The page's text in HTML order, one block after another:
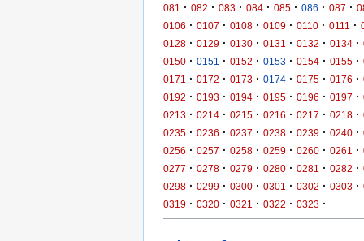
081
· 082 · 083 · 084 · 085 · 086 · 087 ·
0106 · 0107 · 0108 · 0109 · 0110 · 0111 ·
0128 · 0129 · 0130 · 0131 · 0132 · 0134 ·
0150 · 0151 · 0152 · 0153 · 0154 · 0155 ·
0171
· 0172 · 0173 · 0174 · 0175 · 0176 ·
0192 · 0193 · 0194 · 0195 · 0196 · 0197 ·
0213 · 0214 · 0215 · 0216 · 0217 · 0218 ·
0235 · 0236 · 0237 · 0238 · 0239 · 0240 ·
0256 · 0257 · 0258 · 0259 · 0260 · 0261 ·
0277 · 0278 · 0279 · 0280 · 0281 · 0282 ·
0298 · 0299 · 0300 · 0301 · 0302 · 0303 ·
0319 · 0320 · 0321 · 0322 · 0323 ·